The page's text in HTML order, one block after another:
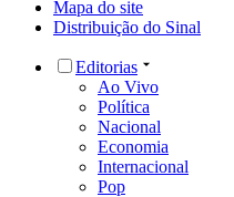
Mapa do site
Distribuição do Sinal
Editorias
Ao Vivo
Política
Nacional
Economia
Internacional
Pop